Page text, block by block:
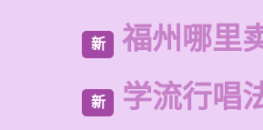
新 福州哪里
新 学流行唱